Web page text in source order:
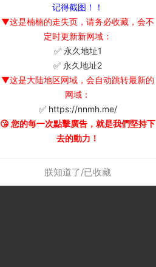
记得截图！！
▼这是楠楠的走失页，请务必收藏，会不
定时更新新网域：
✅ 永久地址1
✅ 永久地址2
▼这是大陆地区网域，会自动跳转最新的
网域：
✅ https://nnmh.me/
😘 您的每一次點擊廣告，就是我們堅持下
去的動力！
朕知道了/已收藏